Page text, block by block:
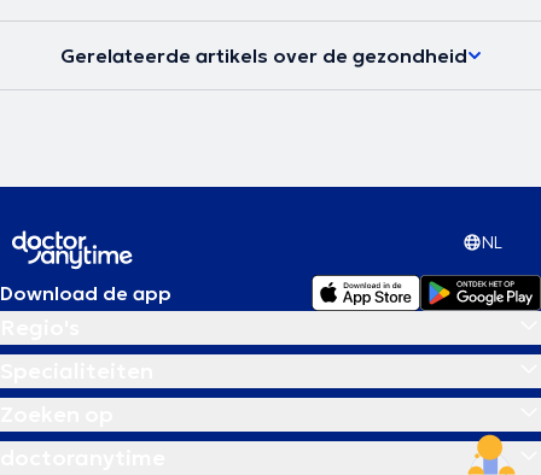
Gerelateerde artikels over de gezondheid
NL
Download de app